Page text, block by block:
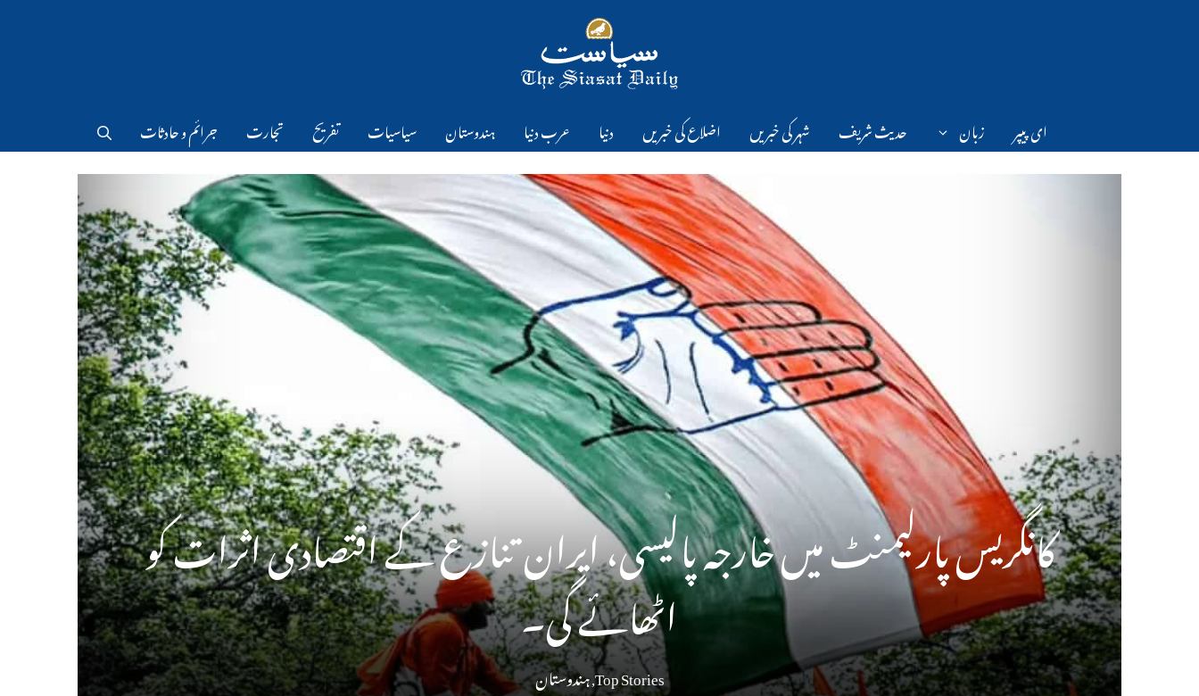
ای پیپر زبان حدیث شریف شہر کی خبریں اضلاع کی خبریں دنیا عرب دنیا ہندوستان سیاسیات تفریح تجارت جرائم و حادثات
کانگریس پارلیمنٹ میں خارجہ پالیسی، ایران تنازع کے اقتصادی اثرات کو
اٹھائے گی۔
Top Stories
,ہندوستان